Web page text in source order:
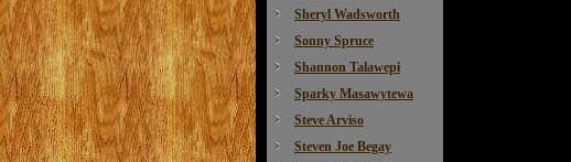
Sheryl Wadsworth
Sonny Spruce
Shannon Talawepi
Sparky Masawytewa
Steve Arviso
Steven Joe Begay